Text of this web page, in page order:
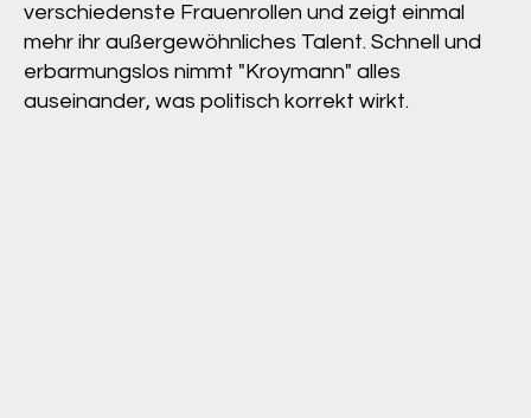
verschiedenste Frauenrollen und zeigt einmal
mehr ihr außergewöhnliches Talent. Schnell und
erbarmungslos nimmt "Kroymann" alles
auseinander, was politisch korrekt wirkt.